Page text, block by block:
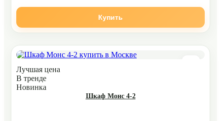
Купить
Лучшая цена
В тренде
Новинка
Шкаф Монс 4-2